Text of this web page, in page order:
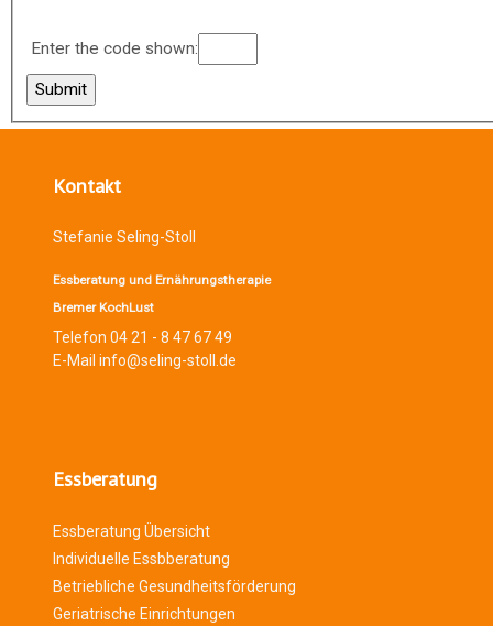
Enter the code shown:
Kontakt
Stefanie Seling-Stoll
Essberatung und Ernährungstherapie
Bremer KochLust
Telefon 04 21 - 8 47 67 49
E-Mail info@seling-stoll.de
Essberatung
Essberatung Übersicht
Individuelle Essbberatung
Betriebliche Gesundheitsförderung
Geriatrische Einrichtungen